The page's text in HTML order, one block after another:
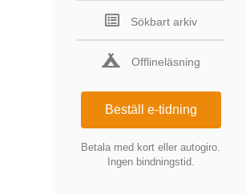
Sökbart arkiv
Offlineläsning
Beställ e-tidning
Betala med kort eller autogiro.
Ingen bindningstid.